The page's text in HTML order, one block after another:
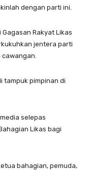
dengan parti ini.
Rakyat Likas
jentera parti
tampuk pimpinan di
selepas
Likas bagi
bahagian, pemuda,